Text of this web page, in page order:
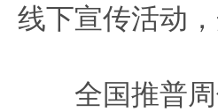
线下宣传活动
全国推普周